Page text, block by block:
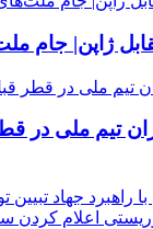
ژاپن| جام
تیم ملی در